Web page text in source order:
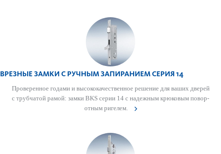
ВРЕЗНЫЕ ЗАМКИ С РУЧНЫМ ЗАПИРАНИЕМ СЕРИЯ 14
Провер­енное годами и выс­ококачес­твенное решение для ваших дверей
с труб­чатой рамой: замки BKS серии 14 с надежным крю­ковым пово­р­
отным риг­елем.